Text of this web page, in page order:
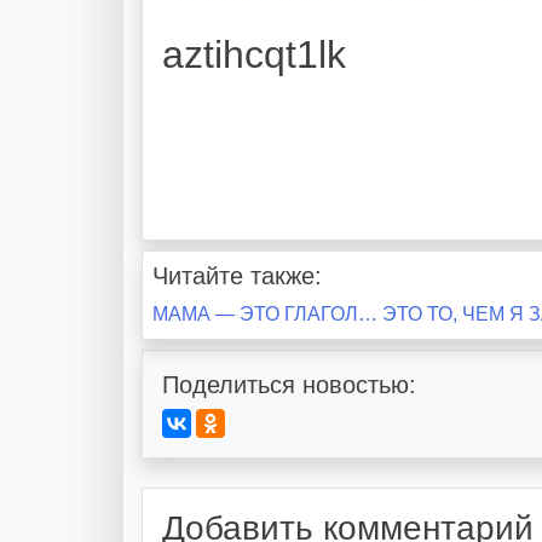
aztihcqt1lk
Читайте также:
Навигация
по
записям
МАМА — ЭТО ГЛАГОЛ… ЭТО ТО, ЧЕМ Я
Поделиться новостью:
Добавить комментарий